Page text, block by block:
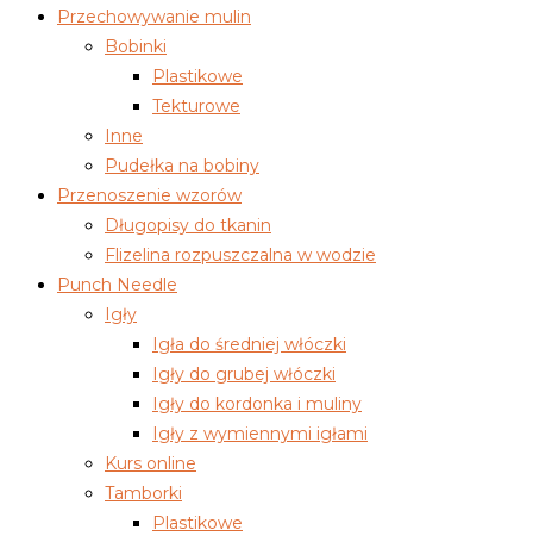
Przechowywanie mulin
Bobinki
Plastikowe
Tekturowe
Inne
Pudełka na bobiny
Przenoszenie wzorów
Długopisy do tkanin
Flizelina rozpuszczalna w wodzie
Punch Needle
Igły
Igła do średniej włóczki
Igły do grubej włóczki
Igły do kordonka i muliny
Igły z wymiennymi igłami
Kurs online
Tamborki
Plastikowe